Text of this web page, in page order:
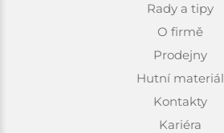
Rady a tipy
O firmě
Prodejny
Hutní materiál
Kontakty
Kariéra